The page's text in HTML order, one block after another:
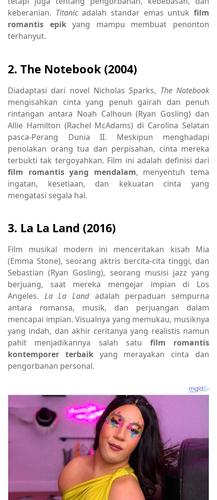
keberanian. Titanicadalah standar emas untukfilm
romantis epikyang mampu membuat penonton
terhanyut.
2. The Notebook (2004)
Diadaptasi dari novel Nicholas Sparks, The Notebook
mengisahkan cinta yang penuh gairah dan penuh
rintangan antara Noah Calhoun (Ryan Gosling) dan
Allie Hamilton (Rachel McAdams) di Carolina Selatan
pasca-Perang Dunia II. Meskipun menghadapi
penolakan orang tua dan perpisahan, cinta mereka
terbukti tak tergoyahkan. Film ini adalah definisi dari
film romantis yang mendalam, menyentuh tema
ingatan, kesetiaan, dan kekuatan cinta yang
mengatasi segala hal.
3. La La Land (2016)
Film musikal modern ini menceritakan kisah Mia
(Emma Stone), seorang aktris bercita-cita tinggi, dan
Sebastian (Ryan Gosling), seorang musisi jazz yang
berjuang, saat mereka mengejar impian di Los
Angeles. La La Landadalah perpaduan sempurna
antara romansa, musik, dan perjuangan dalam
mencapai impian. Visualnya yang memukau, musiknya
yang indah, dan akhir ceritanya yang realistis namun
pahit menjadikannya salah satu film romantis
kontemporer terbaikyang merayakan cinta dan
pengorbanan personal.